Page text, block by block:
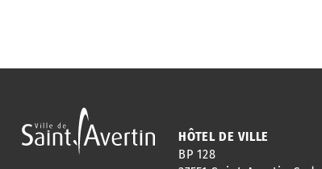
HÔTEL DE VILLE
BP 128